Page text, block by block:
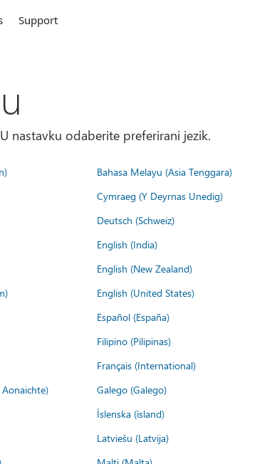
Support
nastavku odaberite preferirani jezik.
Bahasa Melayu (Asia Tenggara)
Cymraeg (Y Deyrnas Unedig)
Deutsch (Schweiz)
English (India)
English (New Zealand)
English (United States)
Español (España)
Filipino (Pilipinas)
Français (International)
Galego (Galego)
Íslenska (ísland)
Latviešu (Latvija)